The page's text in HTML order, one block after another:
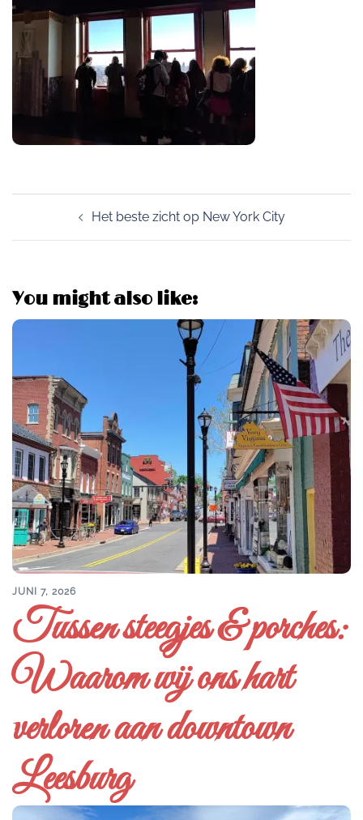
navigation
Het beste zicht op New York City
You might also like:
JUNI 7, 2026
Tussen steegjes & porches:
Waarom wij ons hart
verloren aan downtown
Leesburg